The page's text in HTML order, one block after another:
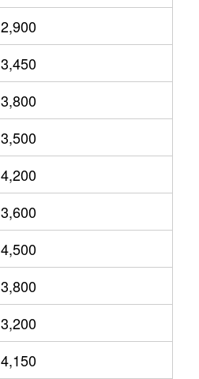
4,000万円
元田中
30,000万円
元田中
7,800万円
元田中
3,300万円
出町柳
1,400万円
茶山・京都芸
6,800万円
東山(京都)
4,800万円
3,200万円
2,900
3,450
3,800
3,500
4,200
3,600
4,500
3,800
3,200
4,150